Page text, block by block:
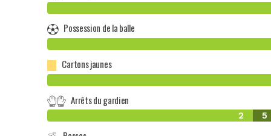
Possession de la balle
Cartons jaunes
Arrêts du gardien
2 5